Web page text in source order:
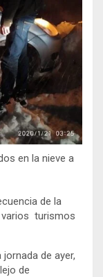
en la nieve a
de la
varios turismos
de ayer,
de